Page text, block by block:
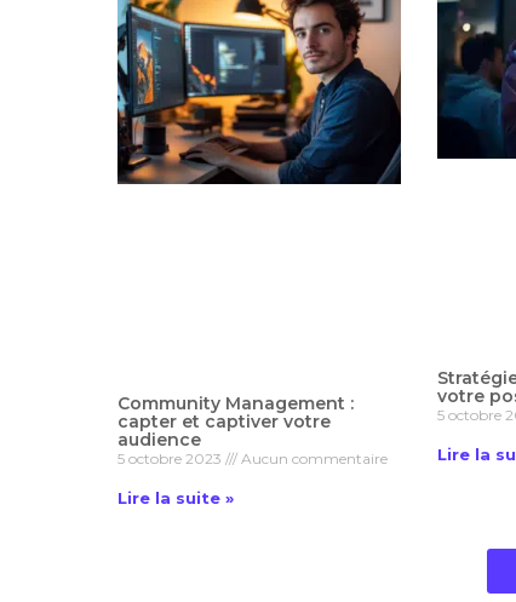
Community Management :
capter et captiver votre
audience
5 octobre 2023 Aucun commentaire
Lire la suite »
votre
5 octobre
Lire la